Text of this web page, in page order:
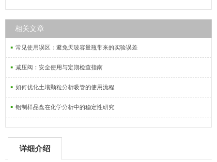
相关文章
常见使用误区：避免天玻容量瓶带来的实验误差
减压阀：安全使用与定期检查指南
如何优化土壤颗粒分析吸管的使用流程
铝制样品盘在化学分析中的稳定性研究
详细介绍